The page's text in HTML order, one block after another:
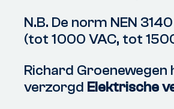
N.B. De norm NEN
(tot 1000 VAC, tot
Richard
verzorgd Elektrische